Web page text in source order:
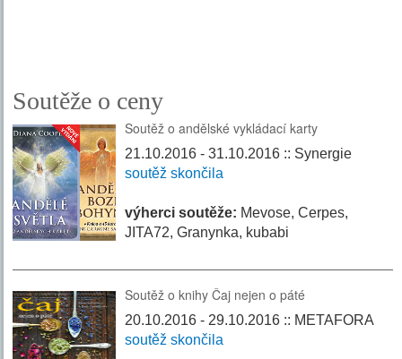
Soutěže o ceny
Soutěž o andělské vykládací karty
21.10.2016 - 31.10.2016 :: Synergie
soutěž skončila
výherci soutěže: Mevose, Cerpes,
JITA72, Granynka, kubabi
Soutěž o knihy Čaj nejen o páté
20.10.2016 - 29.10.2016 :: METAFORA
soutěž skončila